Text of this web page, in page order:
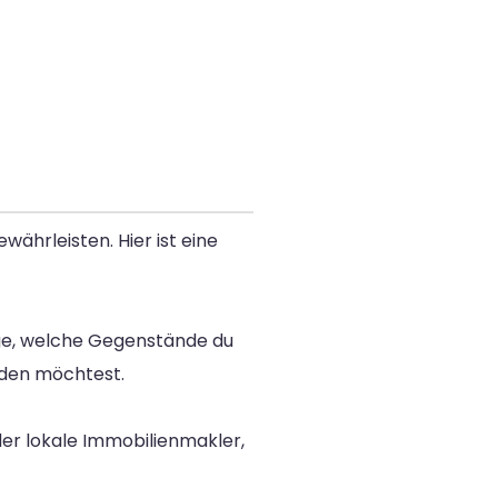
Hier ist eine
welche Gegenstände du
möchtest.
lokale Immobilienmakler,